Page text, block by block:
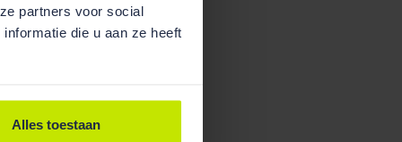
partners voor social
die u aan ze heeft
Alles toestaan